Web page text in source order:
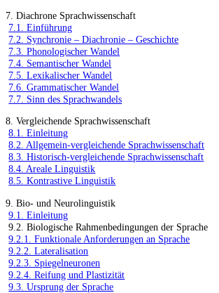
7. Diachrone Sprachwissenschaft
7.1. Einführung
7.2. Synchronie – Diachronie – Geschichte
7.3. Phonologischer Wandel
7.4. Semantischer Wandel
7.5. Lexikalischer Wandel
7.6. Grammatischer Wandel
7.7. Sinn des Sprachwandels
8. Vergleichende Sprachwissenschaft
8.1. Einleitung
8.2. Allgemein-vergleichende Sprachwissenschaft
8.3. Historisch-vergleichende Sprachwissenschaft
8.4. Areale Linguistik
8.5. Kontrastive Linguistik
9. Bio- und Neurolinguistik
9.1. Einleitung
9.2. Biologische Rahmenbedingungen der Sprache
9.2.1. Funktionale Anforderungen an Sprache
9.2.2. Lateralisation
9.2.3. Spiegelneuronen
9.2.4. Reifung und Plastizität
9.3. Ursprung der Sprache